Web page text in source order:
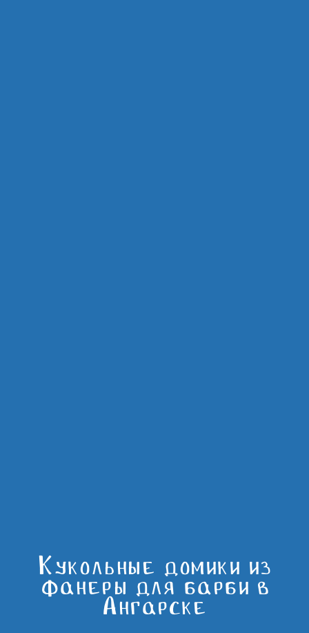
Кукольные домики из
фанеры для барби в
Ангарске